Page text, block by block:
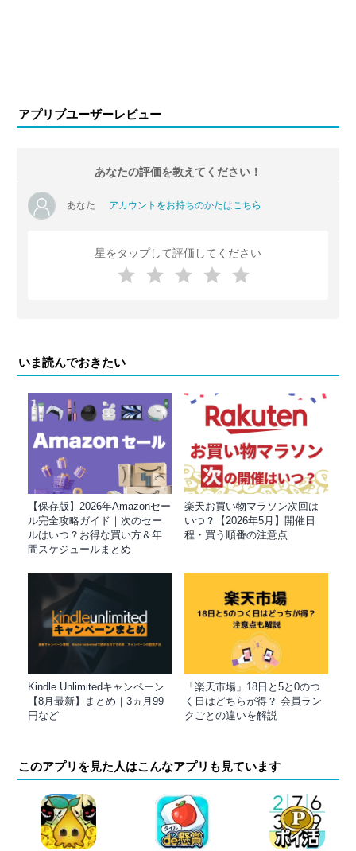
アプリブユーザーレビュー
あなたの評価を教えてください！
あなた アカウントをお持ちのかたはこちら
星をタップして評価してください
いま読んでおきたい
【保存版】2026年Amazonセー
ル完全攻略ガイド｜次のセー
ルはいつ？お得な買い方＆年
間スケジュールまとめ
楽天お買い物マラソン次回は
いつ？【2026年5月】開催日
程・買う順番の注意点
Kindle Unlimitedキャンペーン
【8月最新】まとめ｜3ヵ月99
円など
「楽天市場」18日と5と0のつ
く日はどちらが得？ 会員ラン
クごとの違いを解説
このアプリを見た人はこんなアプリも見ています